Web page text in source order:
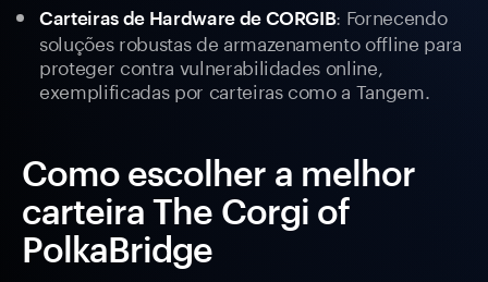
Carteiras de Hardware de CORGIB: Fornecendo
soluções robustas de armazenamento offline para
proteger contra vulnerabilidades online,
exemplificadas por carteiras como a Tangem.
Como escolher a melhor
carteira The Corgi of
PolkaBridge